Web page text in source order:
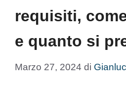
requisiti,
e quanto si
Marzo 27, 2024 di